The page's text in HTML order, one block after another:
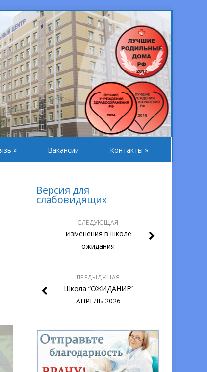
» Вакансии Контакты »
Версия для
слабовидящих
СЛЕДУЮЩАЯ
Изменения в школе
ожидания
ПРЕДЫДУЩАЯ
Школа “ОЖИДАНИЕ”
АПРЕЛЬ 2026